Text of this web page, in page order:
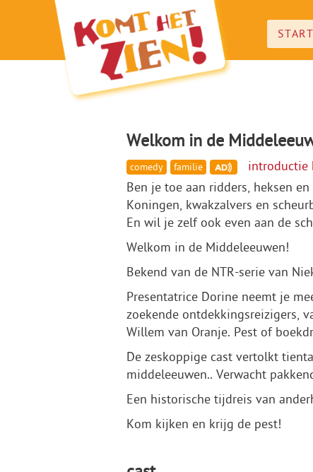
START
Welkom in de
comedy familie
introductie
Ben je toe aan ridders, heksen
Koningen, kwakzalvers en
En wil je zelf ook even aan de
Welkom in de Middeleeuwen!
Bekend van de NTR-serie van
Presentatrice Dorine neemt je
zoekende ontdekkingsreizigers,
Willem van Oranje. Pest of
De zeskoppige cast vertolkt
middeleeuwen.. Verwacht
Een historische tijdreis van
Kom kijken en krijg de pest!